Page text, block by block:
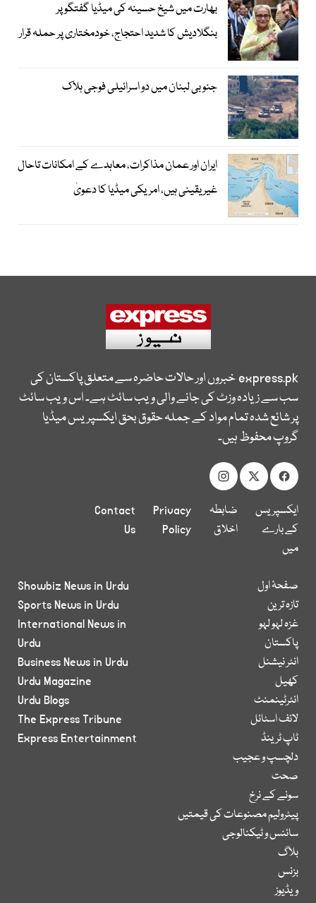
بھارت میں شیخ حسینہ کی میڈیا گفتگو پر
بنگلادیش کا شدید احتجاج، خودمختاری پر حملہ قرار
جنوبی لبنان میں دو اسرائیلی فوجی ہلاک
ایران اور عمان مذاکرات، معاہدے کے امکانات تاحال
غیر یقینی ہیں، امریکی میڈیا کا دعویٰ
express.pkخبروں اور حالات حاضرہ سے متعلق پاکستان کی
سب سے زیادہ وزٹ کی جانے والی ویب سائٹ ہے۔ اس ویب سائٹ
پر شائع شدہ تمام مواد کے جملہ حقوق بحق ایکسپریس میڈیا
گروپ محفوظ ہیں۔
ایکسپریس
کے بارے
میں
ضابطہ
اخلاق
Privacy
Policy
Contact
Us
صفحۂ اول
تازہ ترین
غزہ لہو لہو
پاکستان
انٹر نیشنل
کھیل
انٹرٹینمنٹ
لائف اسٹائل
ٹاپ ٹرینڈ
دلچسپ و عجیب
صحت
سونے کے نرخ
پیٹرولیم مصنوعات کی قیمتیں
سائنس و ٹیکنالوجی
بلاگ
بزنس
ویڈیوز
Showbiz News in Urdu
Sports News in Urdu
International News in
Urdu
Business News in Urdu
Urdu Magazine
Urdu Blogs
The Express Tribune
Express Entertainment